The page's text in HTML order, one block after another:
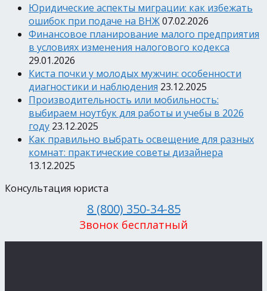
Юридические аспекты миграции: как избежать
ошибок при подаче на ВНЖ07.02.2026
Финансовое планирование малого предприятия
в условиях изменения налогового кодекса
29.01.2026
Киста почки у молодых мужчин: особенности
диагностики и наблюдения 23.12.2025
Производительность или мобильность:
выбираем ноутбук для работы и учебы в 2026
году 23.12.2025
Как правильно выбрать освещение для разных
комнат: практические советы дизайнера
13.12.2025
Консультация юриста
8 (800) 350-34-85
Звонок бесплатный